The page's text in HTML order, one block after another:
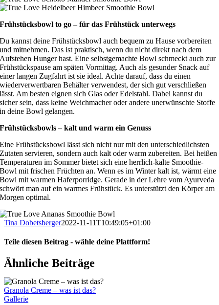
Frühstücksbowl to go – für das Frühstück unterwegs
Du kannst deine Frühstücksbowl auch bequem zu Hause vorbereiten
und mitnehmen. Das ist praktisch, wenn du nicht direkt nach dem
Aufstehen Hunger hast. Eine selbstgemachte Bowl schmeckt auch zur
Frühstückspause am späten Vormittag. Auch als gesunder Snack auf
einer langen Zugfahrt ist sie ideal. Achte darauf, dass du einen
wiederverwertbaren Behälter verwendest, der sich gut verschließen
lässt. Am besten eignen sich Glas oder Edelstahl. Dabei kannst du
sicher sein, dass keine Weichmacher oder andere unerwünschte Stoffe
in deine Bowl gelangen.
Frühstücksbowls – kalt und warm ein Genuss
Eine Frühstücksbowl lässt sich nicht nur mit den unterschiedlichsten
Zutaten servieren, sondern auch kalt oder warm zubereiten. Bei heißen
Temperaturen im Sommer bietet sich eine herrlich-kalte Smoothie-
Bowl mit frischen Früchten an. Wenn es im Winter kalt ist, wärmt eine
Bowl mit warmen Haferporridge. Gerade in der Lehre vom Ayurveda
schwört man auf ein warmes Frühstück. Es unterstützt den Körper am
Morgen optimal.
Tina Dobetsberger2022-11-11T10:49:05+01:00
Teile diesen Beitrag - wähle deine Plattform!
Facebook
WhatsApp
Pinterest
Ähnliche Beiträge
Granola Creme – was ist das?
Gallerie